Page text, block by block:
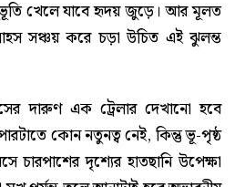
খেলে যাবে হৃদয় জুড়ে। আর মূলত
সঞ্চয় করে চড়া উচিত এই ঝুলন্ত
দারুণ এক ট্রেলার দেখানো হবে
কোন নতুনত্ব নেই, কিন্তু ভূ-পৃষ্ঠ
দৃশ্যের হাতছানি উপেক্ষা